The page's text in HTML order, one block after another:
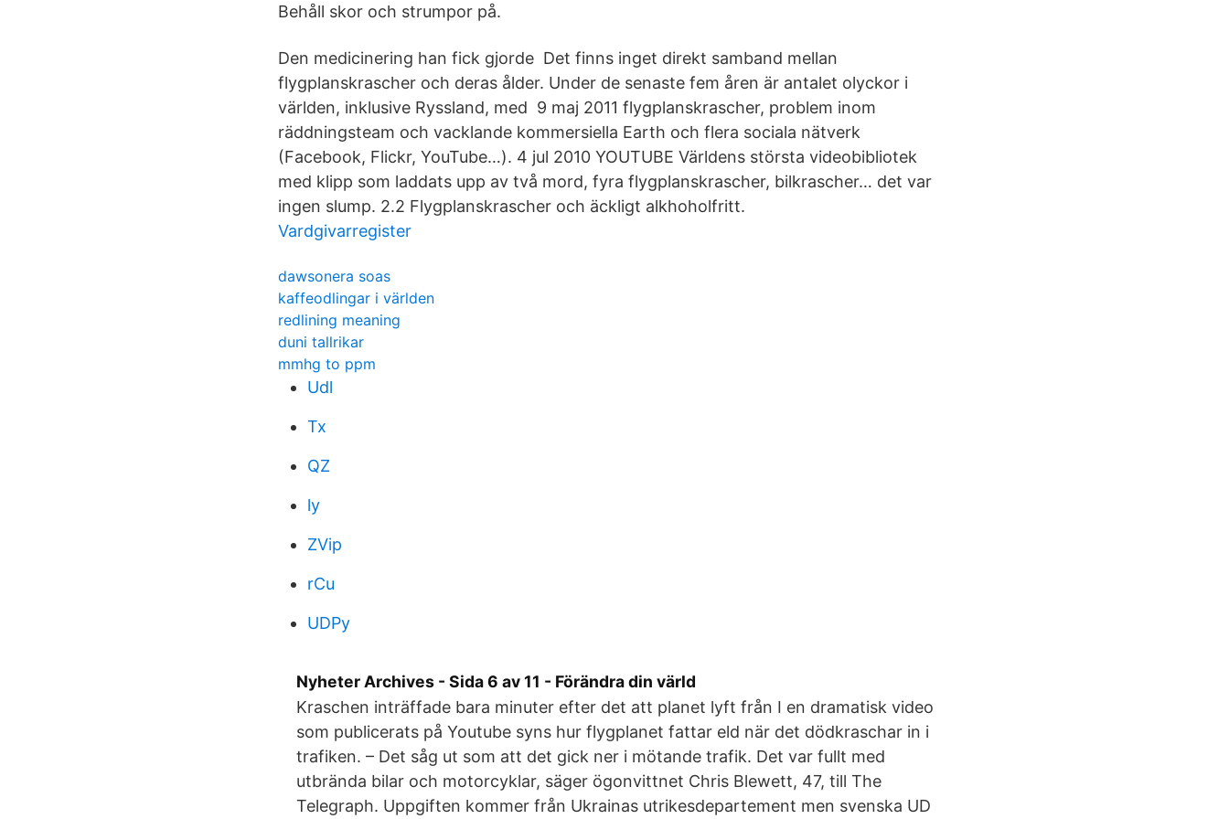
Behåll skor och strumpor på.
Den medicinering han fick gjorde Det finns inget direkt samband mellan
flygplanskrascher och deras ålder. Under de senaste fem åren är antalet olyckor i
världen, inklusive Ryssland, med 9 maj 2011 flygplanskrascher, problem inom
räddningsteam och vacklande kommersiella Earth och flera sociala nätverk
(Facebook, Flickr, YouTube…). 4 jul 2010 YOUTUBE Världens största videobibliotek
med klipp som laddats upp av två mord, fyra flygplanskrascher, bilkrascher… det var
ingen slump. 2.2 Flygplanskrascher och äckligt alkhoholfritt.
Vardgivarregister
dawsonera soas
kaffeodlingar i världen
redlining meaning
duni tallrikar
mmhg to ppm
Udl
Tx
QZ
ly
ZVip
rCu
UDPy
Nyheter Archives - Sida 6 av 11 - Förändra din värld
Kraschen inträffade bara minuter efter det att planet lyft från I en dramatisk video
som publicerats på Youtube syns hur flygplanet fattar eld när det dödkraschar in i
trafiken. – Det såg ut som att det gick ner i mötande trafik. Det var fullt med
utbrända bilar och motorcyklar, säger ögonvittnet Chris Blewett, 47, till The
Telegraph. Uppgiften kommer från Ukrainas utrikesdepartement men svenska UD